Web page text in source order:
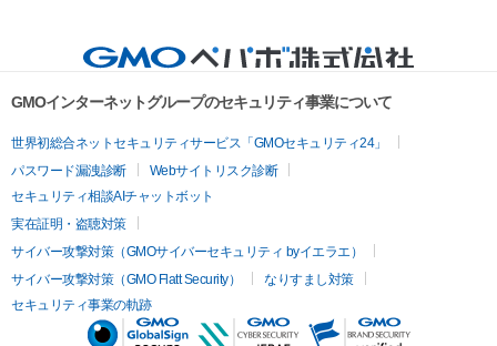
GMOインターネットグループのセキュリティ事業について
世界初総合ネットセキュリティサービス「GMOセキュリティ24」
パスワード漏洩診断
Webサイトリスク診断
セキュリティ相談AIチャットボット
実在証明・盗聴対策
サイバー攻撃対策（GMOサイバーセキュリティ byイエラエ）
サイバー攻撃対策（GMO Flatt Security）
なりすまし対策
セキュリティ事業の軌跡